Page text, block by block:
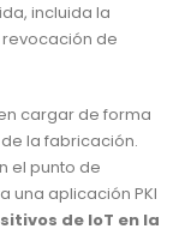
incluida la
de
cargar de forma
la fabricación.
el punto de
una aplicación PKI
de IoT en la